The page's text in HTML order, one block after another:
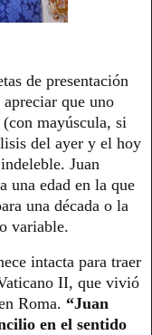
de presentación
que uno
mayúscula, si
del ayer y el hoy
Juan
una edad en la que
una década o la
variable.
intacta para traer
II, que vivió
Roma. “Juan
en el sentido